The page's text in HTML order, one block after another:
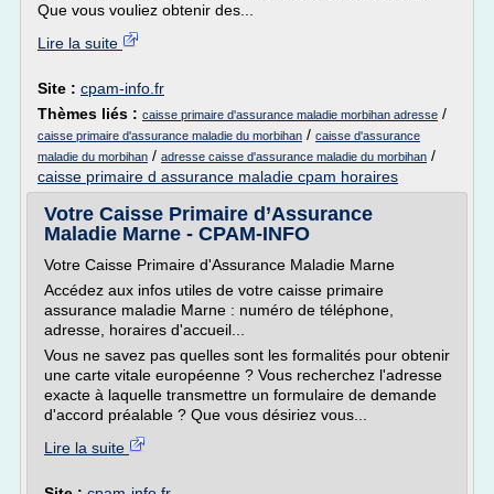
Que vous vouliez obtenir des...
Lire la suite
Site : cpam-info.fr
Thèmes liés : caisse primaire d'assurance maladie morbihan adresse /
caisse primaire d'assurance maladie du morbihan / caisse d'assurance
maladie du morbihan / adresse caisse d'assurance maladie du morbihan /
caisse primaire d assurance maladie cpam horaires
Votre Caisse Primaire d’Assurance
Maladie Marne - CPAM-INFO
Votre Caisse Primaire d'Assurance Maladie Marne
Accédez aux infos utiles de votre caisse primaire
assurance maladie Marne : numéro de téléphone,
adresse, horaires d'accueil...
Vous ne savez pas quelles sont les formalités pour obtenir
une carte vitale européenne ? Vous recherchez l'adresse
exacte à laquelle transmettre un formulaire de demande
d'accord préalable ? Que vous désiriez vous...
Lire la suite